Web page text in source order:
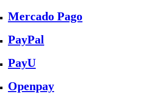
Mercado Pago
PayPal
PayU
Openpay